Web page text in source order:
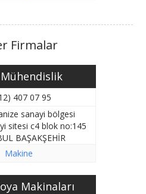
Firmalar
407 07 95
sanayi bölgesi
sitesi c4 blok no:145
BAŞAKŞEHİR
Makine
Makinaları